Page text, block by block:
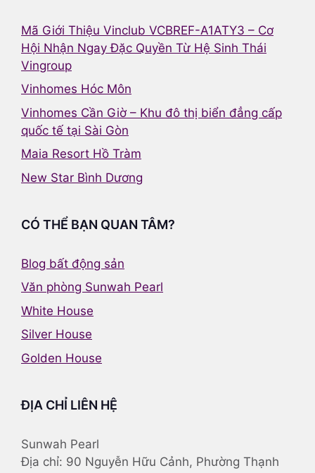
Mã Giới Thiệu Vinclub VCBREF-A1ATY3 – Cơ
Hội Nhận Ngay Đặc Quyền Từ Hệ Sinh Thái
Vingroup
Vinhomes Hóc Môn
Vinhomes Cần Giờ – Khu đô thị biển đẳng cấp
quốc tế tại Sài Gòn
Maia Resort Hồ Tràm
New Star Bình Dương
CÓ THỂ BẠN QUAN TÂM?
Blog bất động sản
Văn phòng Sunwah Pearl
White House
Silver House
Golden House
ĐỊA CHỈ LIÊN HỆ
Sunwah Pearl
Địa chỉ: 90 Nguyễn Hữu Cảnh, Phường Thạnh